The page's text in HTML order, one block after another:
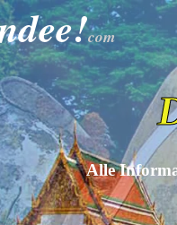
com
Alle